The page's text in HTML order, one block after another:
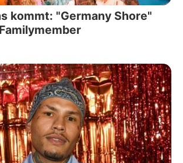
kommt: "Germany Shore"